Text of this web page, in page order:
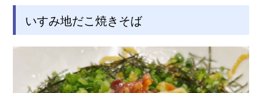
いすみ地だこ焼きそば